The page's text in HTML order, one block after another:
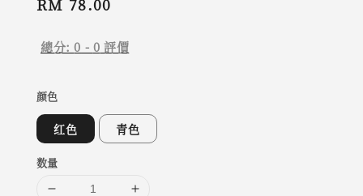
總分:0 - 0 評價
颜色
红色 青色
数量